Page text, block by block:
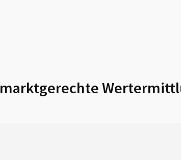
marktgerechte